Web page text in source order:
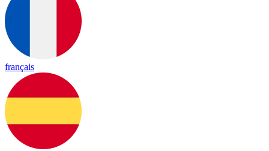
français